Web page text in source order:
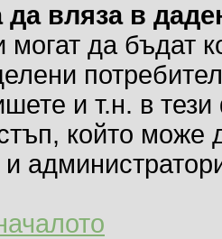
да вляза в
да бъдат
и т.н. в
който може
и